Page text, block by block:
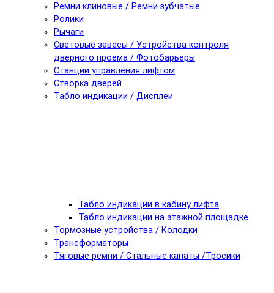
Ремни клиновые / Ремни зубчатые
Ролики
Рычаги
Световые завесы / Устройства контроля
дверного проема / Фотобарьеры
Станции управления лифтом
Створка дверей
Табло индикации / Дисплеи
Табло индикации в кабину лифта
Табло индикации на этажной площадке
Тормозные устройства / Колодки
Трансформаторы
Тяговые ремни / Стальные канаты /Тросики